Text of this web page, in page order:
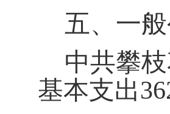
五、一
中共攀
基本支出3